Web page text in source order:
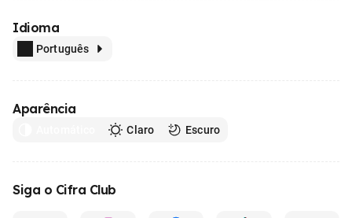
Idioma
Português
Aparência
Claro Escuro
Siga o Cifra Club